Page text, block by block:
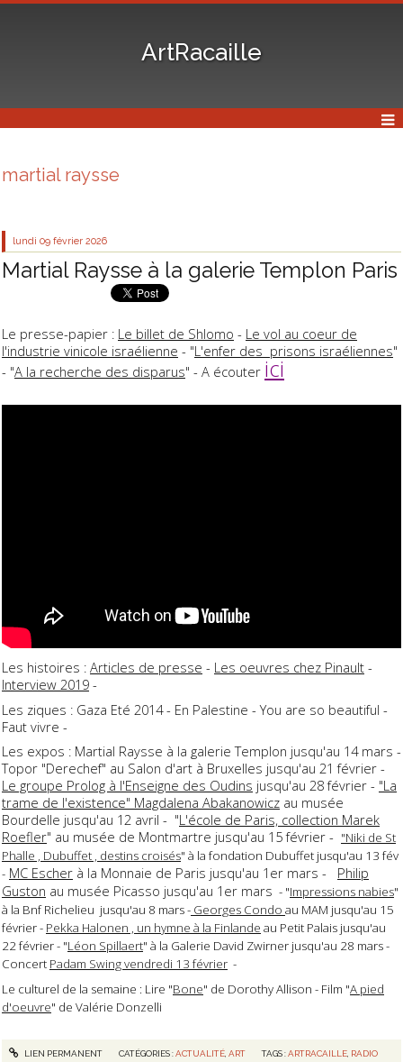
ArtRacaille
martial raysse
lundi 09 février 2026
Martial Raysse à la galerie Templon Paris
Le presse-papier : Le billet de Shlomo - Le vol au coeur de
l'industrie vinicole israélienne - "L'enfer des prisons israéliennes"
- "A la recherche des disparus" - A écouter ici
Les histoires : Articles de presse - Les oeuvres chez Pinault -
Interview 2019 -
Les ziques : Gaza Eté 2014 - En Palestine - You are so beautiful -
Faut vivre -
Les expos : Martial Raysse à la galerie Templon jusqu'au 14 mars -
Topor "Derechef" au Salon d'art à Bruxelles jusqu'au 21 février -
Le groupe Prolog à l'Enseigne des Oudins jusqu'au 28 février - "La
trame de l'existence" Magdalena Abakanowicz au musée
Bourdelle jusqu'au 12 avril - "L'école de Paris, collection Marek
Roefler" au musée de Montmartre jusqu'au 15 février - "Niki de St
Phalle , Dubuffet , destins croisés" à la fondation Dubuffet jusqu'au 13 fév
- MC Escher à la Monnaie de Paris jusqu'au 1er mars - Philip
Guston au musée Picasso jusqu'au 1er mars - "Impressions nabies"
à la Bnf Richelieu jusqu'au 8 mars - Georges Condo au MAM jusqu'au 15
février - Pekka Halonen , un hymne à la Finlande au Petit Palais jusqu'au
22 février - "Léon Spillaert" à la Galerie David Zwirner jusqu'au 28 mars -
Concert Padam Swing vendredi 13 février -
Le culturel de la semaine : Lire "Bone" de Dorothy Allison - Film "A pied
d'oeuvre" de Valérie Donzelli
LIEN PERMANENT CATÉGORIES :ACTUALITÉ, ART TAGS :ARTRACAILLE, RADIO